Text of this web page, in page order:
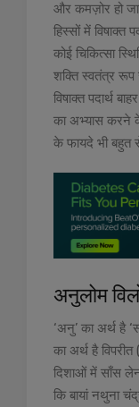
और कमज़ोर हो
हिस्सों में
कोई चिकित्सा
शक्ति स्वतंत्र रूप
विषाक्त पदार्थ
का अभ्यास करने
के फायदे भी बहुत
अनुलोम
‘अनु’ का अर्थ है
का अर्थ है
दिशाओं में साँस
कि बायां नथुना